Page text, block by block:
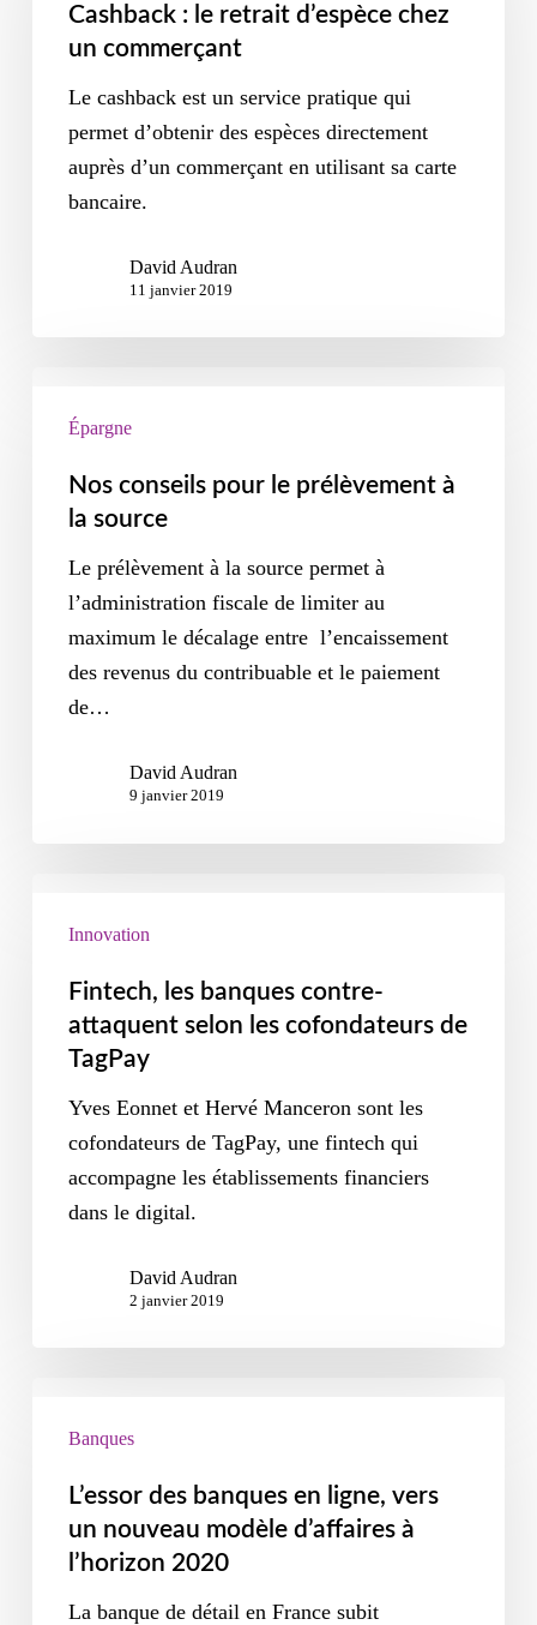
Cashback : le retrait d’espèce chez
un commerçant
Le cashback est un service pratique qui
permet d’obtenir des espèces directement
auprès d’un commerçant en utilisant sa carte
bancaire.
David Audran
11 janvier 2019
Épargne
Nos conseils pour le prélèvement à
la source
Le prélèvement à la source permet à
l’administration fiscale de limiter au
maximum le décalage entre l’encaissement
des revenus du contribuable et le paiement
de…
David Audran
9 janvier 2019
Innovation
Fintech, les banques contre-
attaquent selon les cofondateurs de
TagPay
Yves Eonnet et Hervé Manceron sont les
cofondateurs de TagPay, une fintech qui
accompagne les établissements financiers
dans le digital.
David Audran
2 janvier 2019
Banques
L’essor des banques en ligne, vers
un nouveau modèle d’affaires à
l’horizon 2020
La banque de détail en France subit